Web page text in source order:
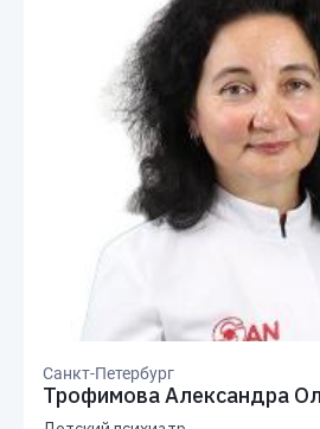
Санкт-Петербург
Трофимова Александра